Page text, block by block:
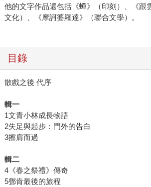
他的文字作品還包括《蟬》（印刻）、《跟
文化）、《摩訶婆羅達》（聯合文學）。
目錄
散戲之後 代序
輯一
1文青小林成長物語
2失足與起步：門外的告白
3擦肩而過
輯二
4《春之祭禮》傳奇
5鄧肯最後的旅程